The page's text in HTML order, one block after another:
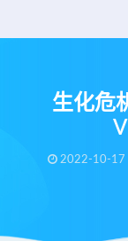
生化危
2022-10-17